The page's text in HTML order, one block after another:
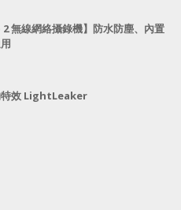
無線網絡攝錄機】防水防塵、內置
特效 LightLeaker